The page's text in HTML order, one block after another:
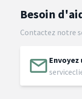
Besoin
Contactez notre
Envoyez